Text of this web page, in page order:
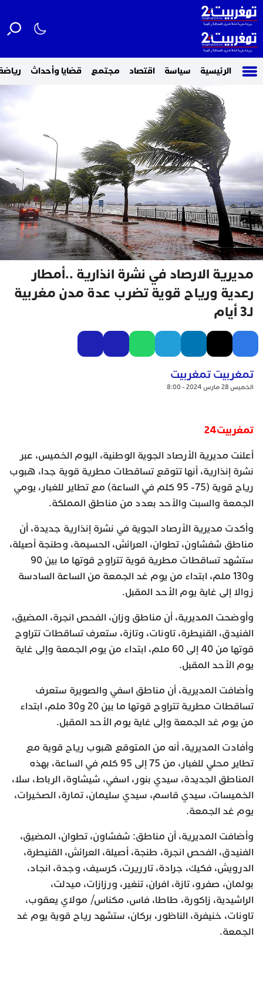
الرئيسية سياسة اقتصاد مجتمع قضايا وأحداث
مديرية الارصاد في نشرة انذارية ..أمطار
رعدية ورياح قوية تضرب عدة مدن مغربية
لـ3 أيام
تمغربيت تمغربيت
الخميس 28 مارس 2024 - 8:00
تمغربيت24
أعلنت مديرية الأرصاد الجوية الوطنية، اليوم الخميس، عبر
نشرة إنذارية، أنها تتوقع تساقطات مطرية قوية جدا، هبوب
رياح قوية (75- 95 كلم في الساعة) مع تطاير للغبار، يومي
الجمعة والسبت والأحد بعدد من مناطق المملكة.
وأكدت مديرية الأرصاد الجوية في نشرة إنذارية جديدة، أن
مناطق شفشاون، تطوان، العرائش، الحسيمة، وطنجة أصيلة،
ستشهد تساقطات مطرية قوية تتراوح قوتها ما بين 90
و130 ملم، ابتداء من يوم غد الجمعة من الساعة السادسة
زوالا إلى غاية يوم الأحد المقبل.
وأوضحت المديرية، أن مناطق وزان، الفحص انجرة، المضيق،
الفنيدق، القنيطرة، تاونات، وتازة، ستعرف تساقطات تتراوح
قوتها من 40 إلى 60 ملم، ابتداء من يوم الجمعة وإلى غاية
يوم الأحد المقبل.
وأضافت المديرية، أن مناطق اسفي والصويرة ستعرف
تساقطات مطرية تتراوح قوتها ما بين 20 و30 ملم، ابتداء
من يوم غد الجمعة وإلى غاية يوم الأحد المقبل.
وأفادت المديرية، أنه من المتوقع هبوب رياح قوية مع
تطاير محلي للغبار، من 75 إلى 95 كلم في الساعة، بهذه
المناطق الجديدة، سيدي بنور، اسفي، شيشاوة، الرباط، سلا،
الخميسات، سيدي قاسم، سيدي سليمان، تمارة، الصخيرات،
يوم غد الجمعة.
وأضافت المديرية، أن مناطق: شفشاون، تطوان، المضيق،
الفنيدق، الفحص انجرة، طنجة، أصيلة، العرائش، القنيطرة،
الدرويش، فكيك، جرادة، تارريرت، كرسيف، وجدة، انجاد،
بولمان، صفرو، تازة، افران، تنغير، ورزازات، ميدلت،
الراشيدية، زاكورة، طاطا، فاس، مكناس/ مولاي يعقوب،
تاونات، خنيفرة، الناظور، بركان، ستشهد رياح قوية يوم غد
الجمعة.